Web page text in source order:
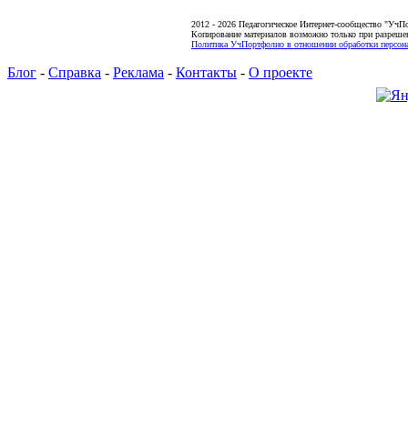
2012 - 2026 Педагогическое Интернет-сообщество
Копирование материалов возможно только при
Политика УчПортфолио в отношении обработки
Блог - Справка - Реклама - Контакты - О проекте